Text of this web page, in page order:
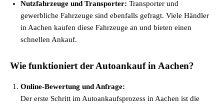
Nutzfahrzeuge und Transporter: Transporter und
gewerbliche Fahrzeuge sind ebenfalls gefragt. Viele Händler
in Aachen kaufen diese Fahrzeuge an und bieten einen
schnellen Ankauf.
Wie funktioniert der Autoankauf in Aachen?
Online-Bewertung und Anfrage:
Der erste Schritt im Autoankaufsprozess in Aachen ist die